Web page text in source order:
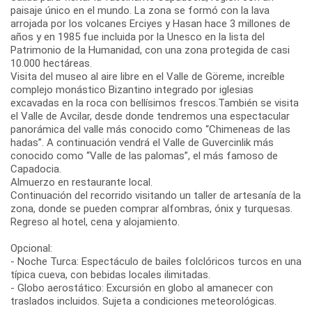
paisaje único en el mundo. La zona se formó con la lava
arrojada por los volcanes Erciyes y Hasan hace 3 millones de
años y en 1985 fue incluida por la Unesco en la lista del
Patrimonio de la Humanidad, con una zona protegida de casi
10.000 hectáreas.
Visita del museo al aire libre en el Valle de Göreme, increíble
complejo monástico Bizantino integrado por iglesias
excavadas en la roca con bellísimos frescos.También se visita
el Valle de Avcilar, desde donde tendremos una espectacular
panorámica del valle más conocido como “Chimeneas de las
hadas”. A continuación vendrá el Valle de Guvercinlik más
conocido como “Valle de las palomas”, el más famoso de
Capadocia.
Almuerzo en restaurante local.
Continuación del recorrido visitando un taller de artesanía de la
zona, donde se pueden comprar alfombras, ónix y turquesas.
Regreso al hotel, cena y alojamiento.
Opcional:
- Noche Turca: Espectáculo de bailes folclóricos turcos en una
típica cueva, con bebidas locales ilimitadas.
- Globo aerostático: Excursión en globo al amanecer con
traslados incluidos. Sujeta a condiciones meteorológicas.